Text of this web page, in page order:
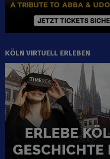
KÖLN VIRTUELL ERLEBEN